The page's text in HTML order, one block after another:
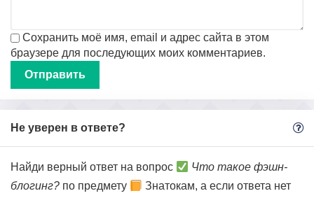
Сохранить моё имя, email и адрес сайта в этом
браузере для последующих моих комментариев.
Не уверен в ответе?
Найди верный ответ на вопрос
Что такое фэшн-
блогинг? по предмету
Знатокам, а если ответа нет